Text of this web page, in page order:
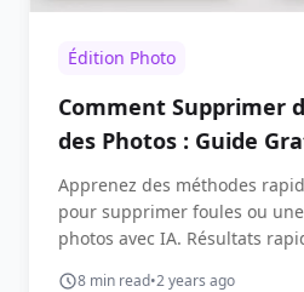
Édition Photo
Comment Supprimer
des Photos : Guide
Apprenez des méthodes
pour supprimer foules ou
photos avec IA. Résultats
8min read•2 years ago